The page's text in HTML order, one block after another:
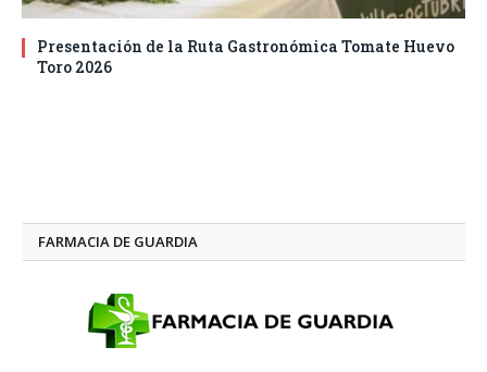
Presentación de la Ruta Gastronómica Tomate Huevo
Toro 2026
FARMACIA DE GUARDIA